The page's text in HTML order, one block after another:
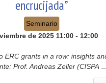
encrucijada”
Seminario
de 2025 11:00 - 12:00
ERC grants in a row: insights
Prof. Andreas Zeller (CISPA